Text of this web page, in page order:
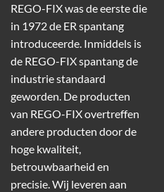
REGO-FIX was de eerste die
in 1972 de ER spantang
introduceerde. Inmiddels is
de REGO-FIX spantang de
industrie standaard
geworden. De producten
van REGO-FIX overtreffen
andere producten door de
hoge kwaliteit,
betrouwbaarheid en
precisie. Wij leveren aan